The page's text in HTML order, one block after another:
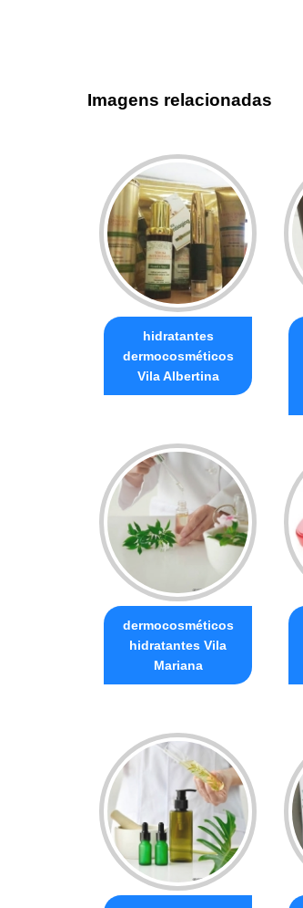
Imagens relacionadas
hidratantes
dermocosméticos
Vila Albertina
dermocosméticos
hidratantes Vila
Mariana